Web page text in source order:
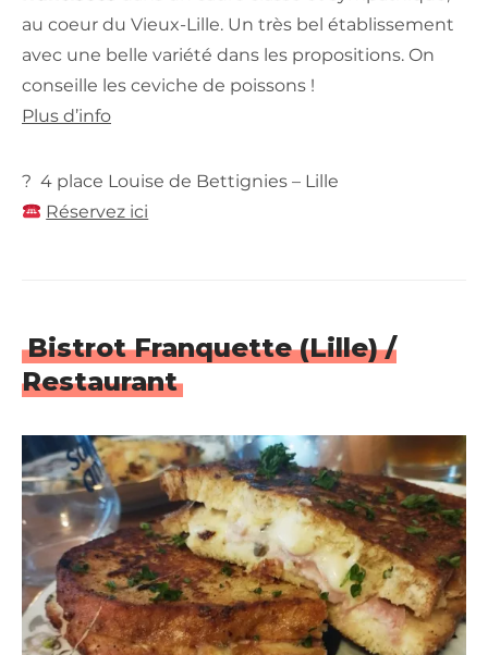
au coeur du Vieux-Lille. Un très bel établissement
avec une belle variété dans les propositions. On
conseille les ceviche de poissons !
Plus d’info
? 4 place Louise de Bettignies – Lille
Réservez ici
Bistrot Franquette (Lille) /
Restaurant